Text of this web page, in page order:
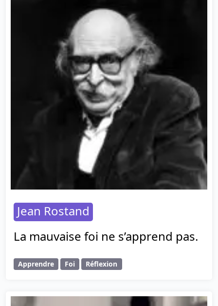
Jean Rostand
La mauvaise foi ne s’apprend pas.
Apprendre Foi Réflexion